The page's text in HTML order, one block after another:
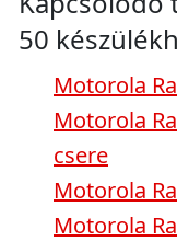
50
Motorola
Motorola
csere
Motorola
Motorola